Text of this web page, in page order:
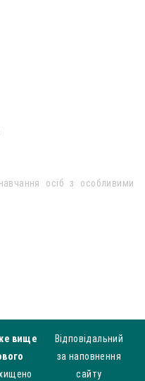
осіб з особливими
вище
Відповідальний
за наповнення
сайту